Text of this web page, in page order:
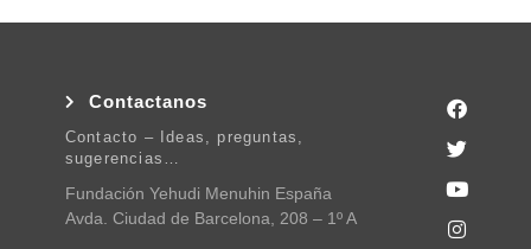
Contactanos
Contacto – Ideas, preguntas,
sugerencias…
Fundación Yehudi Menuhin España
Avda. Ciudad de Barcelona, 208 – 1º A